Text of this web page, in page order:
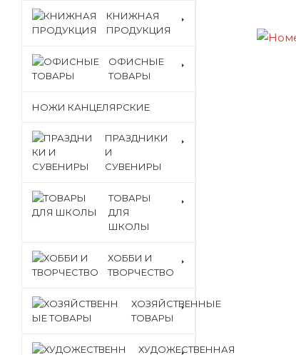
КНИЖНАЯ
ПРОДУКЦИЯ
ОФИСНЫЕ
ТОВАРЫ
НОЖИ КАНЦЕЛЯРСКИЕ
ПРАЗДНИКИ
И
СУВЕНИРЫ
ТОВАРЫ
ДЛЯ
ШКОЛЫ
ХОББИ И
ТВОРЧЕСТВО
ХОЗЯЙСТВЕННЫЕ
ТОВАРЫ
ХУДОЖЕСТВЕННАЯ